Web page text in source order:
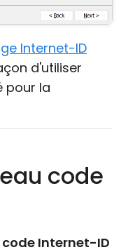
Internet-ID
d'utiliser
pour la
code
Internet-ID